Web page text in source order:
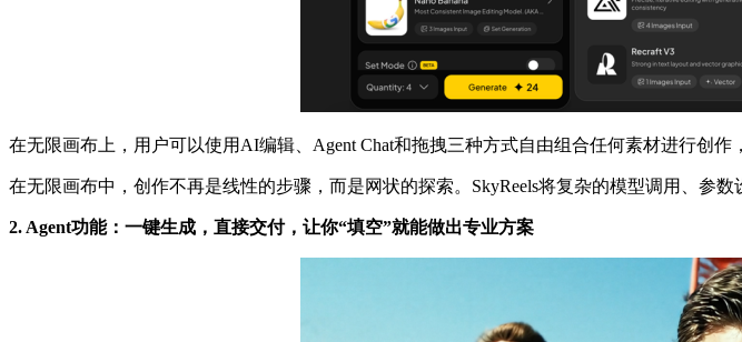
在无限画布上，用户可以使用AI编辑、Agent Chat和拖拽三种方式自由组合任何素材进行创
在无限画布中，创作不再是线性的步骤，而是网状的探索。SkyReels将复杂的模型调用、参
2. Agent功能：一键生成，直接交付，让你“填空”就能做出专业方案